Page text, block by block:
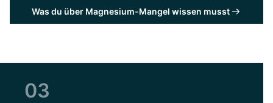
Was du über Magnesium-Mangel wissen musst
03